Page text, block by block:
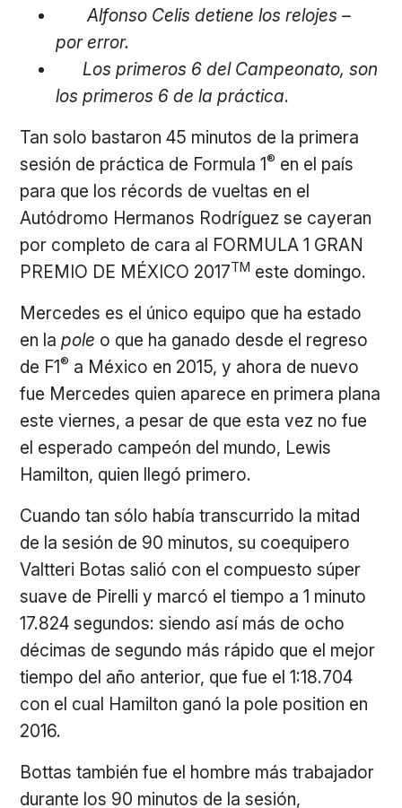
Alfonso Celis detiene los relojes –
por error.
Los primeros 6 del Campeonato, son
los primeros 6 de la práctica.
Tan solo bastaron 45 minutos de la primera
sesión de práctica de Formula 1® en el país
para que los récords de vueltas en el
Autódromo Hermanos Rodríguez se cayeran
por completo de cara al FORMULA 1 GRAN
PREMIO DE MÉXICO 2017TM este domingo.
Mercedes es el único equipo que ha estado
en lapole o que ha ganado desde el regreso
de F1® a México en 2015, y ahora de nuevo
fue Mercedes quien aparece en primera plana
este viernes, a pesar de que esta vez no fue
el esperado campeón del mundo, Lewis
Hamilton, quien llegó primero.
Cuando tan sólo había transcurrido la mitad
de la sesión de 90 minutos, su coequipero
Valtteri Botas salió con el compuesto súper
suave de Pirelli y marcó el tiempo a 1 minuto
17.824 segundos: siendo así más de ocho
décimas de segundo más rápido que el mejor
tiempo del año anterior, que fue el 1:18.704
con el cual Hamilton ganó la pole position en
2016.
Bottas también fue el hombre más trabajador
durante los 90 minutos de la sesión,